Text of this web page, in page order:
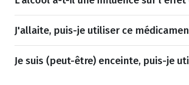
J'allaite, puis-je utiliser ce
Je suis (peut-être) enceinte, puis-je